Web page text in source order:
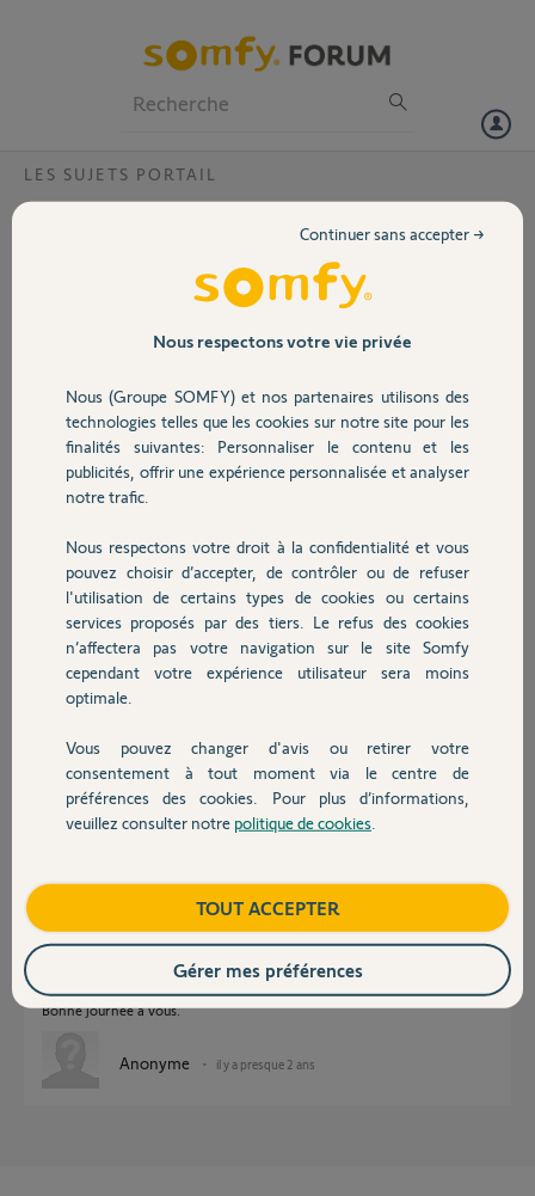
Volet
Sécurité
Domotique
Chauffage
Autres produits
Devis avec un pro
Contact
LES SUJETS PORTAIL
carte electronique axovia 220b rts?
j'ai une ouverture de portail axovia 220b rts depuis 2021 cela fait 3 fois
que la carte électronique grille au niveau de l'alimentation avez vous
eu ce genre de problème merci de vos réponses
guy L.
il y a presque 2 ans
Participer au fil de discussion
Réponses
Si les cartes grillent sans arrêt, c'est qu'il y a un problème sur
Avez-vous mesuré la tension aux bornes de la carte ?
Est-ce que débrayé, le portail manœuvre sans effort ?
Bonne journée !
Bonne journée à vous.
Anonyme il y a presque 2 ans
Nous respectons votre vie privée
Nous (Groupe SOMFY) et nos partenaires utilisons des
technologies telles que les cookies sur notre site pour les
finalités suivantes: Personnaliser le contenu et les
publicités, offrir une expérience personnalisée et analyser
notre trafic.
Nous respectons votre droit à la confidentialité et vous
pouvez choisir d’accepter, de contrôler ou de refuser
l'utilisation de certains types de cookies ou certains
services proposés par des tiers. Le refus des cookies
n’affectera pas votre navigation sur le site Somfy
cependant votre expérience utilisateur sera moins
optimale.
Vous pouvez changer d'avis ou retirer votre
consentement à tout moment via le centre de
préférences des cookies. Pour plus d’informations,
veuillez consulter notre politique de cookies
Continuer sans accepter →
TOUT ACCEPTER
Gérer mes préférences